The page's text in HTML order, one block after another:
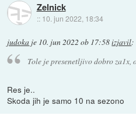
Zelnick
:: 10. jun 2022, 18:34
judoka je 10. jun 2022 ob 17:58izjavil:
Tole je presenetljivo dobro za1x,
Res je..
Skoda jih je samo 10 na sezono